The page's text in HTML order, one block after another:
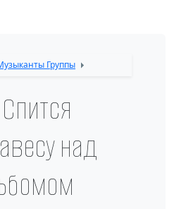
Группы
над